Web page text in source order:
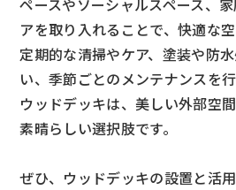
ペースやソーシャルスペース、
アを取り入れることで、快適な空
定期的な清掃やケア、塗装や防
い、季節ごとのメンテナンスを行
ウッドデッキは、美しい外部空
素晴らしい選択肢です。
ぜひ、ウッドデッキの設置と活